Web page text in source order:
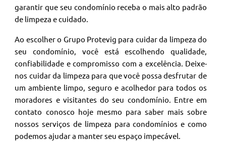
garantir que seu condomínio receba o mais alto padrão
de limpeza e cuidado.
Ao escolher o Grupo Protevig para cuidar da limpeza do
seu condomínio, você está escolhendo qualidade,
confiabilidade e compromisso com a excelência. Deixe-
nos cuidar da limpeza para que você possa desfrutar de
um ambiente limpo, seguro e acolhedor para todos os
moradores e visitantes do seu condomínio. Entre em
contato conosco hoje mesmo para saber mais sobre
nossos serviços de limpeza para condomínios e como
podemos ajudar a manter seu espaço impecável.